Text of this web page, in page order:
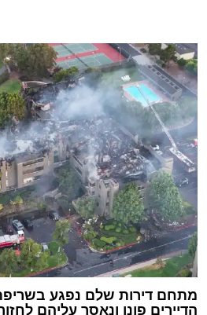
מתחם דירות שלם נפגע
הדיירים פונו ונאסר עליהם